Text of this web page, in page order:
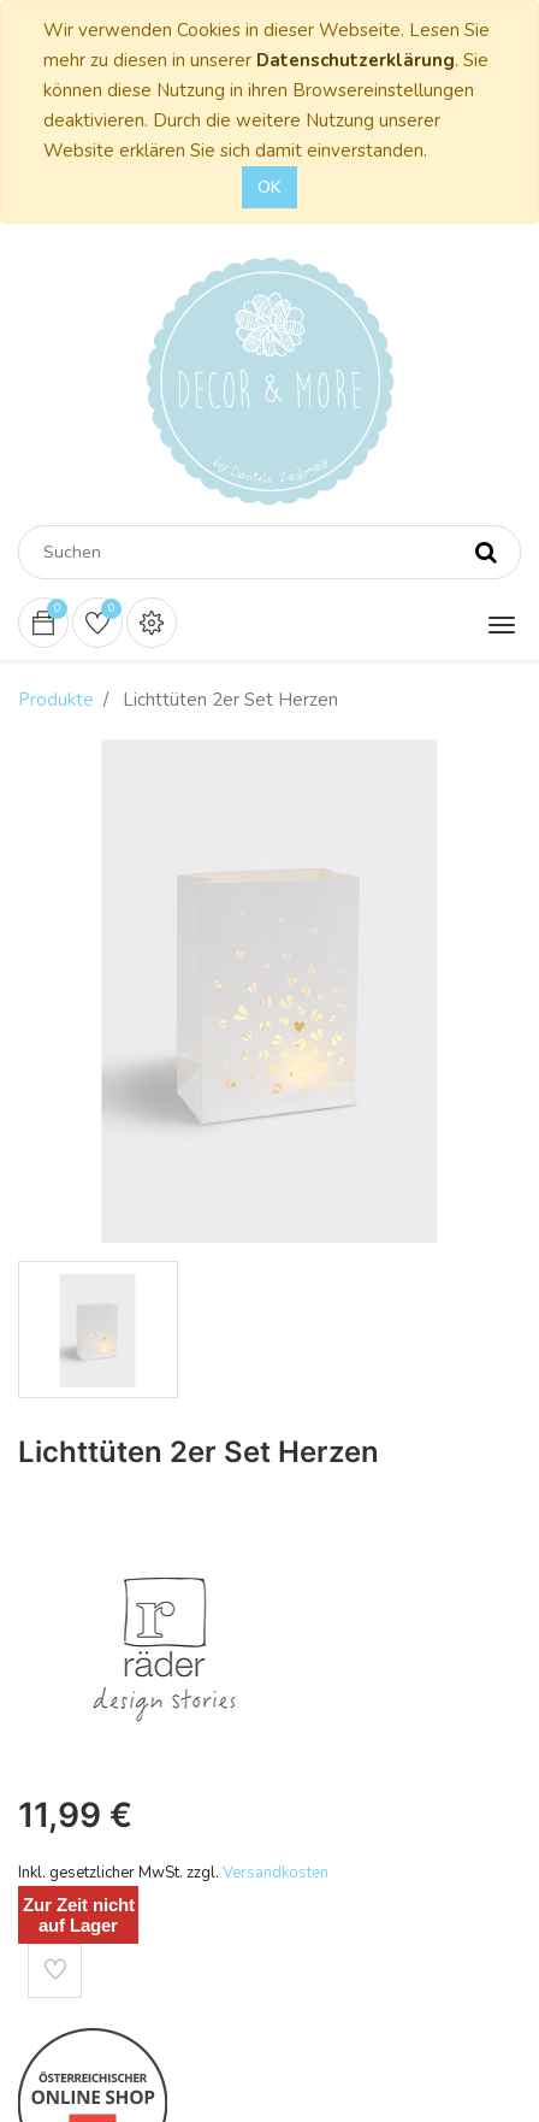
Wir verwenden Cookies in dieser Webseite. Lesen Sie
mehr zu diesen in unserer Datenschutzerklärung. Sie
können diese Nutzung in ihren Browsereinstellungen
deaktivieren. Durch die weitere Nutzung unserer
Website erklären Sie sich damit einverstanden.
OK
0 0
Produkte Lichttüten 2er Set Herzen
Lichttüten 2er Set Herzen
11,99 €
Inkl. gesetzlicher MwSt. zzgl. Versandkosten
Zur Zeit nicht
auf Lager